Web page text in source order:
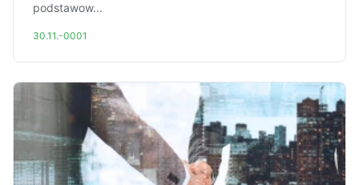
podstawow...
30.11.-0001